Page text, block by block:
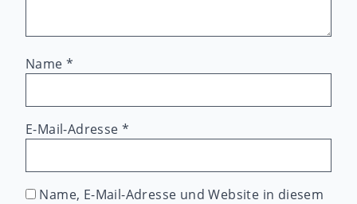
Name *
E-Mail-Adresse*
Name, E-Mail-Adresse und Website in diesem